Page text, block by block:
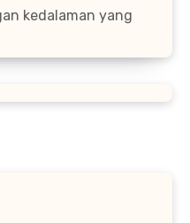
kedalaman yang